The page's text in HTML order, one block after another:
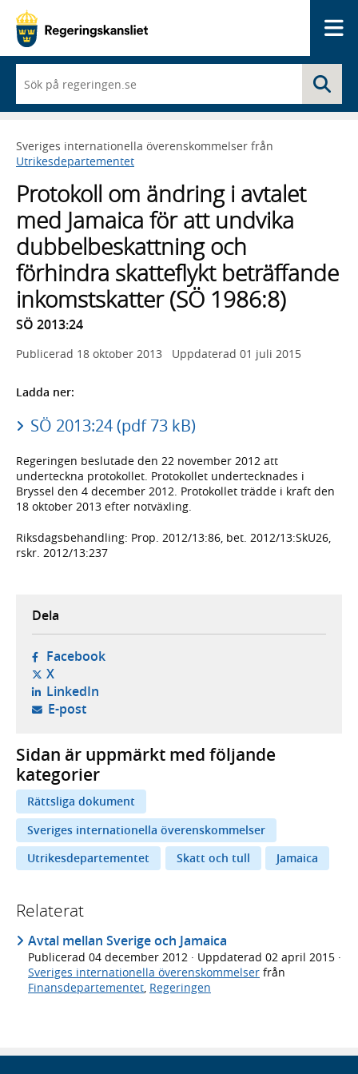
du
börjar
skriva
framträder
en
med
sökförslag
Sveriges internationella överenskommelser från
Utrikesdepartementet
Protokoll om ändring i avtalet
med Jamaica för att undvika
dubbelbeskattning och
förhindra skatteflykt beträffande
inkomstskatter (SÖ 1986:8)
SÖ 2013:24
Publicerad 18 oktober 2013 Uppdaterad 01 juli 2015
Ladda ner:
SÖ 2013:24 (pdf 73 kB)
Regeringen beslutade den 22 november 2012 att
underteckna protokollet. Protokollet undertecknades i
Bryssel den 4 december 2012. Protokollet trädde i kraft den
18 oktober 2013 efter notväxling.
Riksdagsbehandling: Prop. 2012/13:86, bet. 2012/13:SkU26,
rskr. 2012/13:237
Dela
Facebook- öppnas i ny flik, extern webbplats,
X- öppnas i ny flik, extern webbplats,
LinkedIn- öppnas i ny flik, extern webbplats,
E-post- öppnar din e-postklient,
Sidan är uppmärkt med följande
kategorier
Rättsliga dokument
Sveriges internationella överenskommelser
Utrikesdepartementet
Skatt och tull Jamaica
Relaterat
Avtal mellan Sverige och Jamaica
Publicerad 04 december 2012 · Uppdaterad 02 april 2015 ·
Sveriges internationella överenskommelser från
Finansdepartementet Regeringen